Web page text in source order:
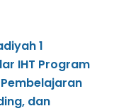
1
IHT Program
dan